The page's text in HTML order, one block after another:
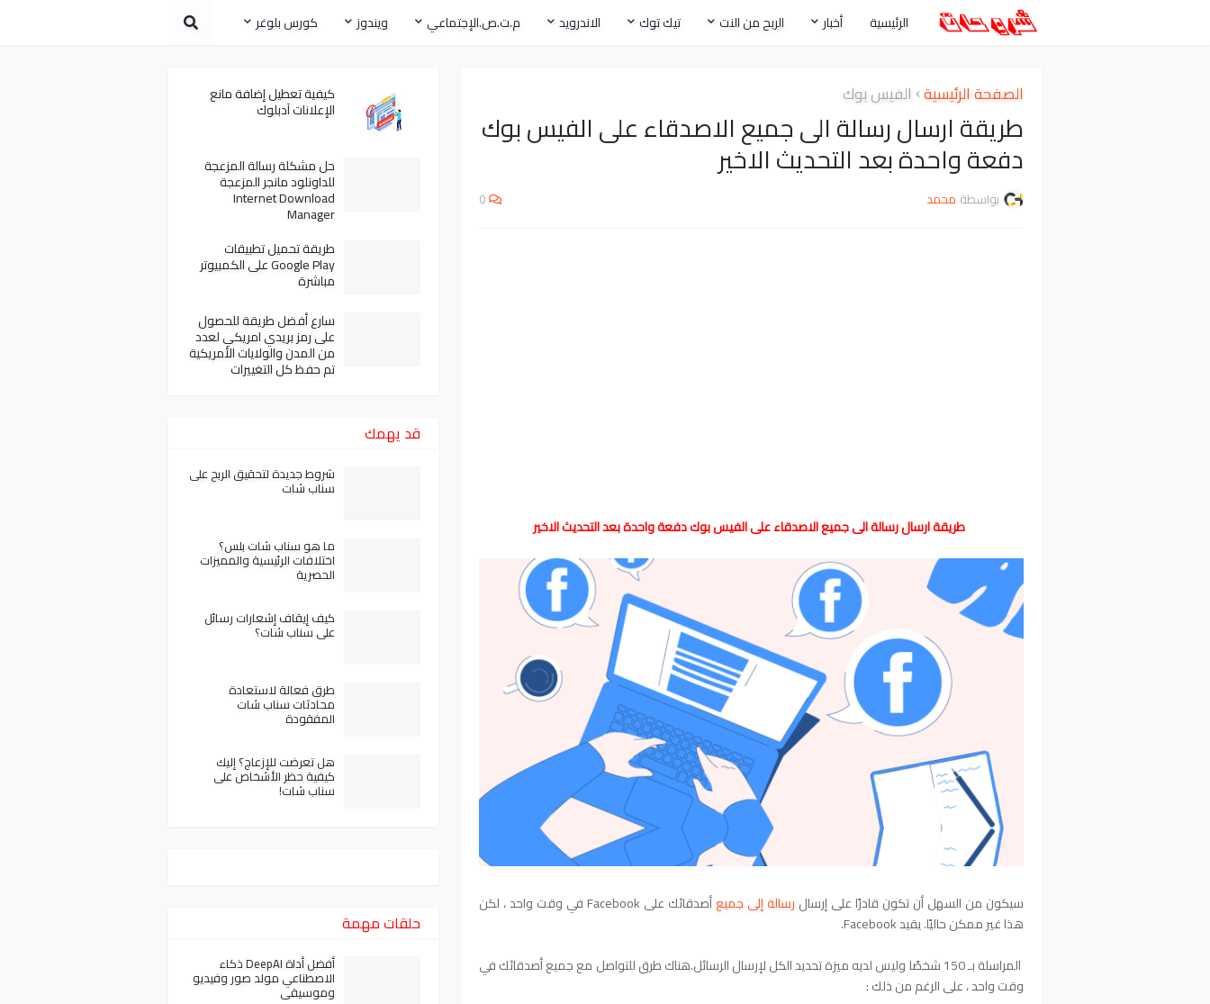
الرئيسية أخبار الربح من النت تيك توك الاندرويد م.ت.ص.الإجتماعي ويندوز كورس بلوغر
الصفحة الرئيسية الفيس بوك
طريقة ارسال رسالة الى جميع الاصدقاء على الفيس بوك
دفعة واحدة بعد التحديث الاخير
بواسطة محمد 0
طريقة ارسال رسالة الى جميع الاصدقاء على الفيس بوك دفعة واحدة بعد التحديث الاخير
سيكون من السهل أن تكون قادرًا على إرسال رسالة إلى جميع
أصدقائك على Facebook في وقت واحد ، لكن
هذا غير ممكن حاليًا. يقيد Facebook.
المراسلة بـ 150 شخصًا وليس لديه ميزة تحديد الكل لإرسال الرسائل.
هناك طرق للتواصل مع جميع أصدقائك في
وقت واحد ، على الرغم من ذلك :
كيفية تعطيل إضافة مانع
الإعلانات آدبلوك
حل مشكلة رسالة المزعجة
للداونلود مانجر المزعجة
Internet Download
Manager
طريقة تحميل تطبيقات
Google Play على الكمبيوتر
مباشرة
سارع أفضل طريقة للحصول
على رمز بريدي امريكي لعدد
من المدن والولايات الأمريكية
تم حفظ كل التغييرات
قد يهمك
شروط جديدة لتحقيق الربح على
سناب شات
ما هو سناب شات بلس؟
اختلافات الرئيسية والمميزات
الحصرية
كيف إيقاف إشعارات رسائل
على سناب شات؟
طرق فعالة لاستعادة
محادثات سناب شات
المفقودة
هل تعرضت للإزعاج؟ إليك
كيفية حظر الأشخاص على
سناب شات!
حلقات مهمة
أفضل أداة DeepAI ذكاء
الاصطناعي مولد صور وفيديو
وموسيقى